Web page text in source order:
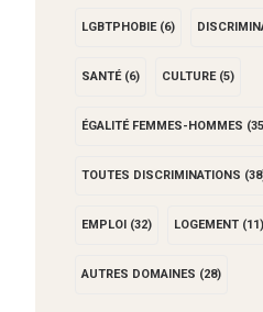
LGBTPHOBIE(6)
SANTÉ(6) CULTURE(5)
ÉGALITÉ FEMMES-HOMMES
TOUTES DISCRIMINATIONS
EMPLOI (32) LOGEMENT (11)
AUTRES DOMAINES (28)